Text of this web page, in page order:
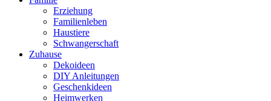
Erziehung
Familienleben
Haustiere
Schwangerschaft
Zuhause
Dekoideen
DIY Anleitungen
Geschenkideen
Heimwerken